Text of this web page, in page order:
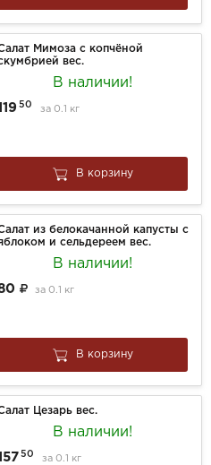
Мимоза с копчёной
вес.
В наличии!
50 за 0.1 кг
В корзину
из белокачанной капусты с
и сельдереем вес.
В наличии!
за 0.1 кг
В корзину
Цезарь вес.
В наличии!
50 за 0.1 кг